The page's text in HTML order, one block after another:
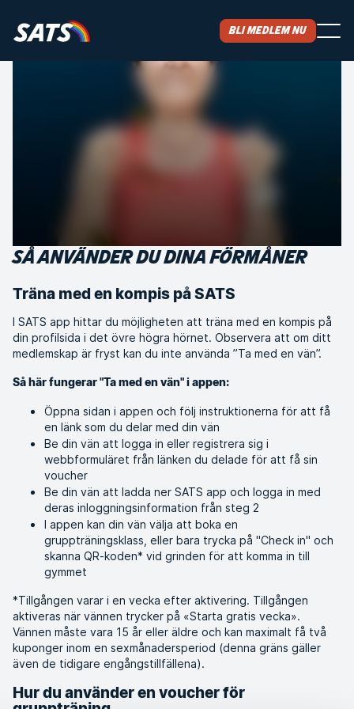
Bli medlem nu
SÅ ANVÄNDER DU DINA FÖRMÅNER
Träna med en kompis på SATS
I SATS app hittar du möjligheten att träna med en kompis på
din profilsida i det övre högra hörnet. Observera att om ditt
medlemskap är fryst kan du inte använda ”Ta med en vän”.
Så här fungerar "Ta med en vän" i appen:
Öppna sidan i appen och följ instruktionerna för att få
en länk som du delar med din vän
Be din vän att logga in eller registrera sig i
webbformuläret från länken du delade för att få sin
voucher
Be din vän att ladda ner SATS app och logga in med
deras inloggningsinformation från steg 2
I appen kan din vän välja att boka en
gruppträningsklass, eller bara trycka på "Check in" och
skanna QR-koden* vid grinden för att komma in till
gymmet
*Tillgången varar i en vecka efter aktivering. Tillgången
aktiveras när vännen trycker på «Starta gratis vecka».
Vännen måste vara 15 år eller äldre och kan maximalt få två
kuponger inom en sexmånadersperiod (denna gräns gäller
även de tidigare engångstillfällena).
Hur du använder en voucher för